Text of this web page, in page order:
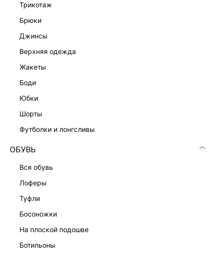
трикотаж
брюки
джинсы
верхняя одежда
жакеты
боди
юбки
шорты
футболки и лонгсливы
ОБУВЬ
вся обувь
лоферы
туфли
босоножки
на плоской подошве
ботильоны
ПЛЕТЕНАЯ СУМКА ИЗ ХЛОПКА